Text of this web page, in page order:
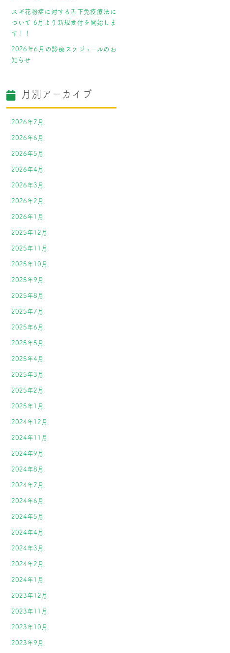
スギ花粉症に対する舌下免疫療法に
ついて 6月より新規受付を開始しま
す！！
2026年6月の診療スケジュールのお
知らせ
月別アーカイブ
2026年7月
2026年6月
2026年5月
2026年4月
2026年3月
2026年2月
2026年1月
2025年12月
2025年11月
2025年10月
2025年9月
2025年8月
2025年7月
2025年6月
2025年5月
2025年4月
2025年3月
2025年2月
2025年1月
2024年12月
2024年11月
2024年9月
2024年8月
2024年7月
2024年6月
2024年5月
2024年4月
2024年3月
2024年2月
2024年1月
2023年12月
2023年11月
2023年10月
2023年9月